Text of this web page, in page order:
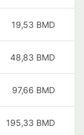
19,53 BMD
48,83 BMD
97,66 BMD
195,33 BMD